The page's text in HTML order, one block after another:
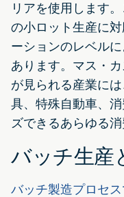
リアを使用します
の小ロット生産に
ーションのレベル
あります。マス・
が見られる産業に
具、特殊自動車、
ズできるあらゆる
バッチ生産
バッチ製造プロセ